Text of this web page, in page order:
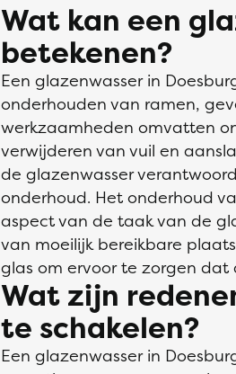
Wat kan een
betekenen?
Een glazenwasser in
onderhouden van ramen,
werkzaamheden omvatten
verwijderen van vuil en
de glazenwasser
onderhoud. Het onderhoud
aspect van de taak van de
van moeilijk bereikbare
glas om ervoor te zorgen dat
Wat zijn
te schakelen?
Een glazenwasser in